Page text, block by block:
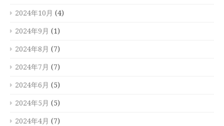
2024年10月 (4)
2024年9月 (1)
2024年8月 (7)
2024年7月 (7)
2024年6月 (5)
2024年5月 (5)
2024年4月 (7)